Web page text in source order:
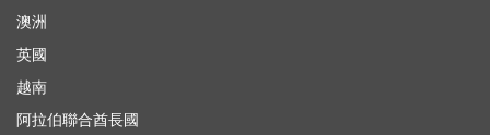
澳洲
英國
越南
阿拉伯聯合酋長國